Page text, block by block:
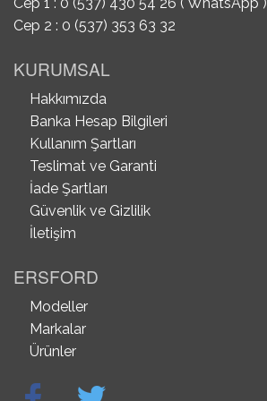
Cep 2 : 0 (537) 353 63 32
KURUMSAL
Hakkımızda
Banka Hesap Bilgileri
Kullanım Şartları
Teslimat ve Garanti
İade Şartları
Güvenlik ve Gizlilik
İletişim
ERSFORD
Modeller
Markalar
Ürünler